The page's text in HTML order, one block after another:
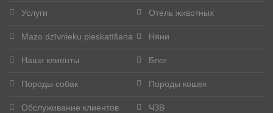
Породы кошек
Pегистрация
Услуги Отель животных
Mazo dzīvnieku pieskatīšana Няни
Наши клиенты Блог
Породы собак Породы кошек
Обслуживание клиентов ЧЗВ